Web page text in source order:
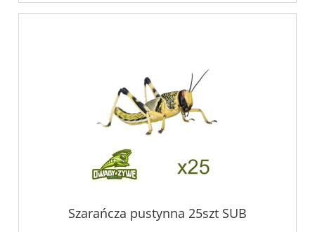
Szarańcza pustynna 25szt SUB